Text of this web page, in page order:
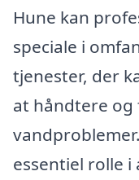
Hune kan
speciale i
tjenester, der
at håndtere og
essentiel rolle